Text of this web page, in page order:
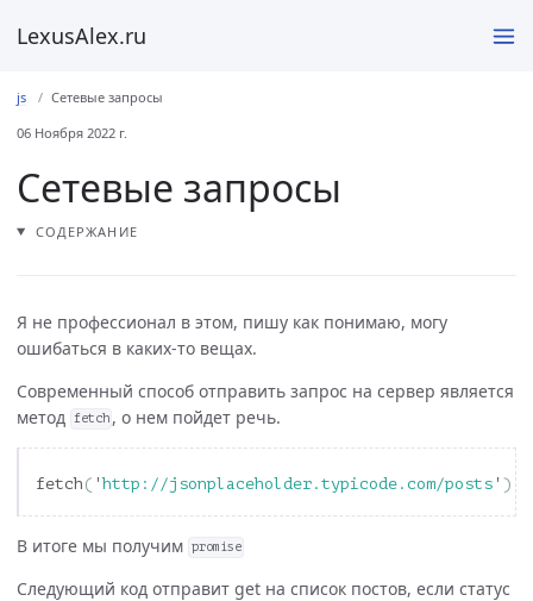
LexusAlex.ru
js
Сетевые запросы
06 Ноября 2022 г.
Сетевые запросы
СОДЕРЖАНИЕ
Я не профессионал в этом, пишу как понимаю, могу
ошибаться в каких-то вещах.
Современный способ отправить запрос на сервер является
метод
fetch , о нем пойдет речь.
fetch ( 'http://jsonplaceholder.typicode.com/posts ' )
В итоге мы получим promise
Следующий код отправит get на список постов, если статус